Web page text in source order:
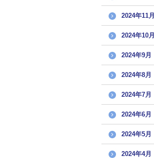
2024年11月
2024年10月
2024年9月
2024年8月
2024年7月
2024年6月
2024年5月
2024年4月